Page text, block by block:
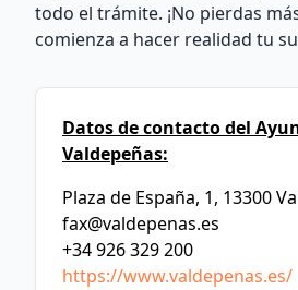
todo el trámite. ¡No pierdas
comienza a hacer realidad tu
Datos de contacto del
Valdepeñas:
Plaza de España, 1, 13300
fax@valdepenas.es
+34 926 329 200
https://www.valdepenas.es/